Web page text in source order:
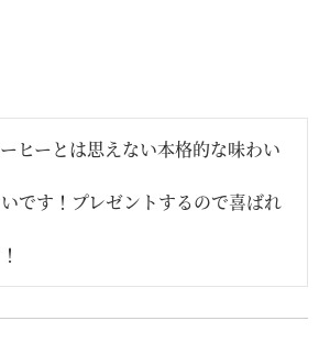
ヒーとは思えない本格的な味わい
です！プレゼントするので喜ばれ